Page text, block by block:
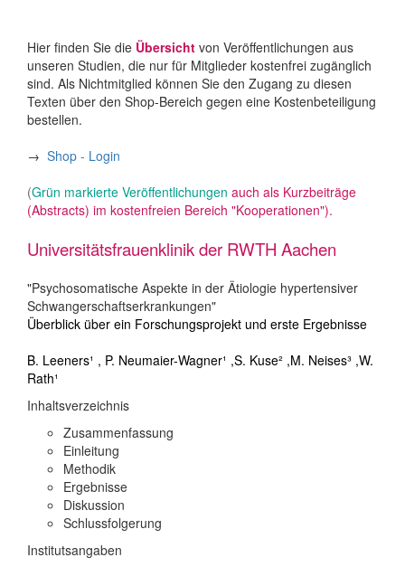
Hier finden Sie die Übersicht von Veröffentlichungen aus
unseren Studien, die nur für Mitglieder kostenfrei zugänglich
sind. Als Nichtmitglied können Sie den Zugang zu diesen
Texten über den Shop-Bereich gegen eine Kostenbeteiligung
bestellen.
→ Shop - Login
(Grün markierte Veröffentlichungen auch als Kurzbeiträge
(Abstracts) im kostenfreien Bereich "Kooperationen").
Universitätsfrauenklinik der RWTH Aachen
"Psychosomatische Aspekte in der Ätiologie hypertensiver
Schwangerschaftserkrankungen"
Überblick über ein Forschungsprojekt und erste Ergebnisse
B. Leeners¹ , P. Neumaier-Wagner¹ ,S. Kuse² ,M. Neises³ ,W.
Rath¹
Inhaltsverzeichnis
Zusammenfassung
Einleitung
Methodik
Ergebnisse
Diskussion
Schlussfolgerung
Institutsangaben